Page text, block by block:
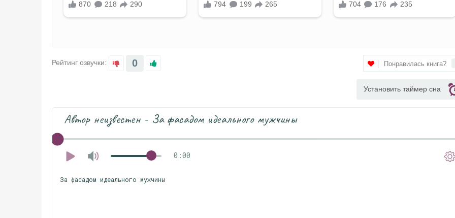
Рейтинг озвучки: 0 Понравилась книга?
Установить таймер сна
Автор неизвестен - За фасадом идеального мужчины
0:00
За фасадом идеального мужчины